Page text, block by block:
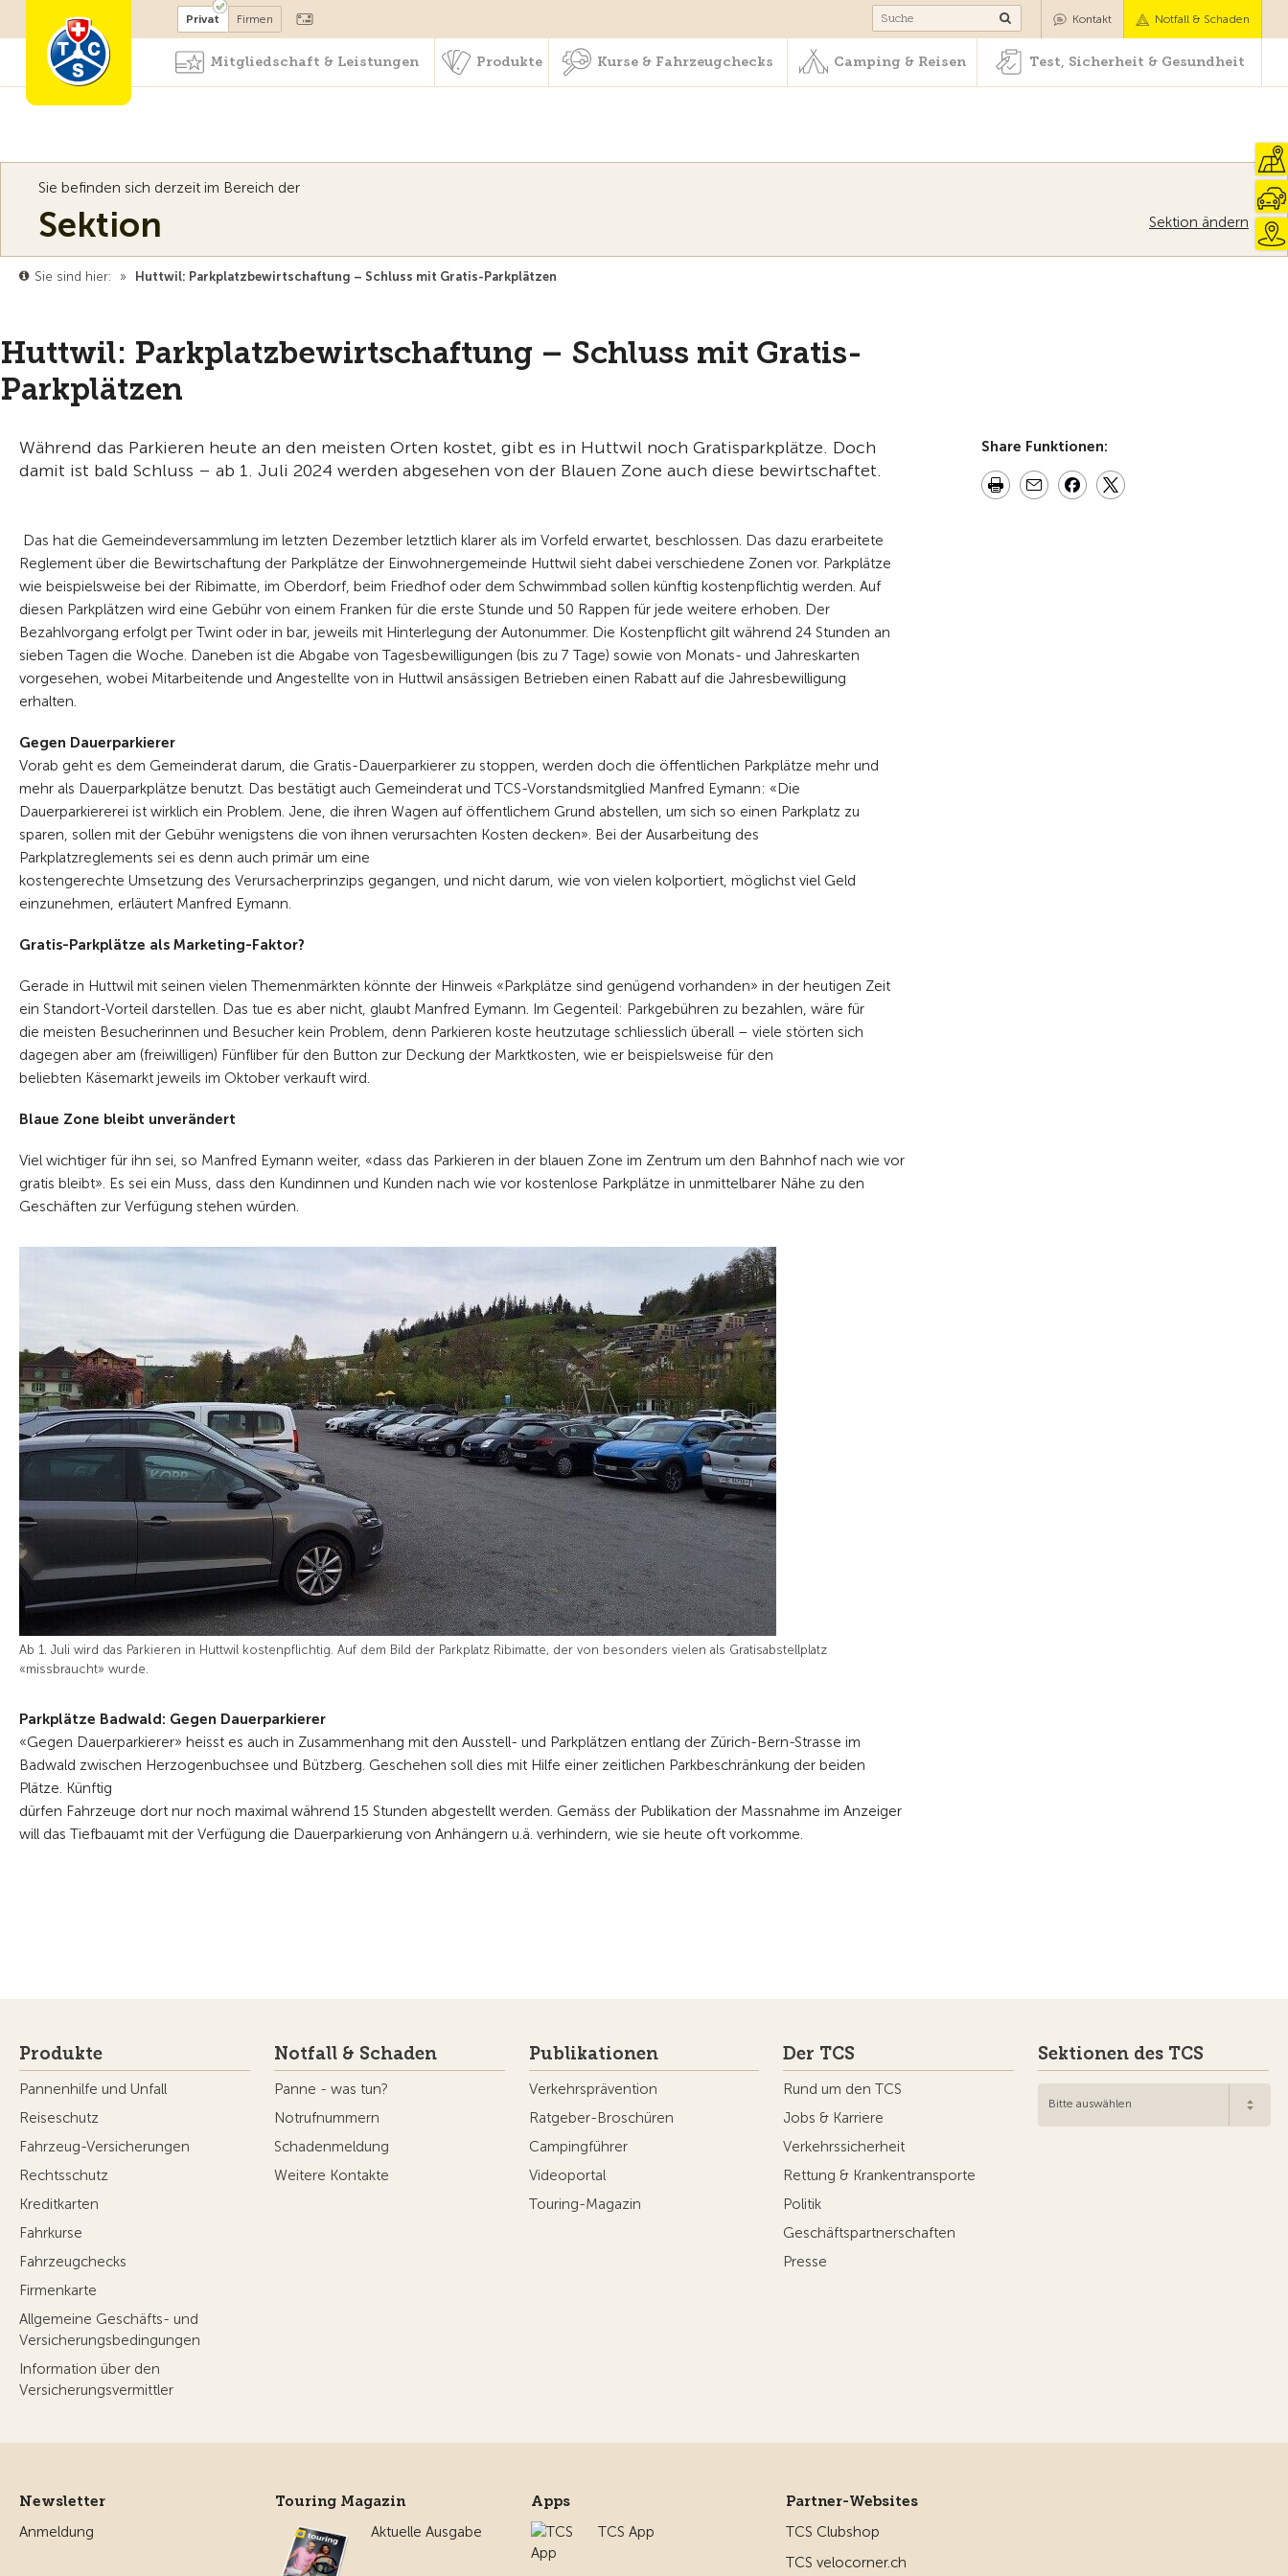
Mitglied werden Camping & Reisen Test, Sicherheit & Gesundheit
Privat Firmen Kontakt Notfall & Schaden
Mitgliedschaft & Leistungen Produkte Kurse & Fahrzeugchecks Camping & Reisen Test, Sicherheit & Gesundheit
Sie befinden sich derzeit im Bereich der
Sektion Sektion ändern
Sie sind hier: » Huttwil: Parkplatzbewirtschaftung – Schluss mit Gratis-Parkplätzen
Huttwil: Parkplatzbewirtschaftung – Schluss mit Gratis-
Parkplätzen
Während das Parkieren heute an den meisten Orten kostet, gibt es in Huttwil noch Gratisparkplätze. Doch
damit ist bald Schluss – ab 1. Juli 2024 werden abgesehen von der Blauen Zone auch diese bewirtschaftet.
Das hat die Gemeindeversammlung im letzten Dezember letztlich klarer als im Vorfeld erwartet, beschlossen. Das dazu erarbeitete
Reglement über die Bewirtschaftung der Parkplätze der Einwohnergemeinde Huttwil sieht dabei verschiedene Zonen vor. Parkplätze
wie beispielsweise bei der Ribimatte, im Oberdorf, beim Friedhof oder dem Schwimmbad sollen künftig kostenpflichtig werden. Auf
diesen Parkplätzen wird eine Gebühr von einem Franken für die erste Stunde und 50 Rappen für jede weitere erhoben. Der
Bezahlvorgang erfolgt per Twint oder in bar, jeweils mit Hinterlegung der Autonummer. Die Kostenpflicht gilt während 24 Stunden an
sieben Tagen die Woche. Daneben ist die Abgabe von Tagesbewilligungen (bis zu 7 Tage) sowie von Monats- und Jahreskarten
vorgesehen, wobei Mitarbeitende und Angestellte von in Huttwil ansässigen Betrieben einen Rabatt auf die Jahresbewilligung
erhalten.
Gegen Dauerparkierer
Vorab geht es dem Gemeinderat darum, die Gratis-Dauerparkierer zu stoppen, werden doch die öffentlichen Parkplätze mehr und
mehr als Dauerparkplätze benutzt. Das bestätigt auch Gemeinderat und TCS-Vorstandsmitglied Manfred Eymann: «Die
Dauerparkiererei ist wirklich ein Problem. Jene, die ihren Wagen auf öffentlichem Grund abstellen, um sich so einen Parkplatz zu
sparen, sollen mit der Gebühr wenigstens die von ihnen verursachten Kosten decken». Bei der Ausarbeitung des
Parkplatzreglements sei es denn auch primär um eine
kostengerechte Umsetzung des Verursacherprinzips gegangen, und nicht darum, wie von vielen kolportiert, möglichst viel Geld
einzunehmen, erläutert Manfred Eymann.
Gratis-Parkplätze als Marketing-Faktor?
Gerade in Huttwil mit seinen vielen Themenmärkten könnte der Hinweis «Parkplätze sind genügend vorhanden» in der heutigen Zeit
ein Standort-Vorteil darstellen. Das tue es aber nicht, glaubt Manfred Eymann. Im Gegenteil: Parkgebühren zu bezahlen, wäre für
die meisten Besucherinnen und Besucher kein Problem, denn Parkieren koste heutzutage schliesslich überall – viele störten sich
dagegen aber am (freiwilligen) Fünfliber für den Button zur Deckung der Marktkosten, wie er beispielsweise für den
beliebten Käsemarkt jeweils im Oktober verkauft wird.
Blaue Zone bleibt unverändert
Viel wichtiger für ihn sei, so Manfred Eymann weiter, «dass das Parkieren in der blauen Zone im Zentrum um den Bahnhof nach wie vor
gratis bleibt». Es sei ein Muss, dass den Kundinnen und Kunden nach wie vor kostenlose Parkplätze in unmittelbarer Nähe zu den
Geschäften zur Verfügung stehen würden.
Ab 1. Juli wird das Parkieren in Huttwil kostenpflichtig. Auf dem Bild der Parkplatz Ribimatte, der von besonders vielen als Gratisabstellplatz
«missbraucht» wurde.
Parkplätze Badwald: Gegen Dauerparkierer
«Gegen Dauerparkierer» heisst es auch in Zusammenhang mit den Ausstell- und Parkplätzen entlang der Zürich-Bern-Strasse im
Badwald zwischen Herzogenbuchsee und Bützberg. Geschehen soll dies mit Hilfe einer zeitlichen Parkbeschränkung der beiden
Plätze. Künftig
dürfen Fahrzeuge dort nur noch maximal während 15 Stunden abgestellt werden. Gemäss der Publikation der Massnahme im Anzeiger
will das Tiefbauamt mit der Verfügung die Dauerparkierung von Anhängern u.ä. verhindern, wie sie heute oft vorkomme.
Share Funktionen:
Produkte
Pannenhilfe und Unfall
Reiseschutz
Fahrzeug-Versicherungen
Rechtsschutz
Kreditkarten
Fahrkurse
Fahrzeugchecks
Firmenkarte
Allgemeine Geschäfts- und
Versicherungsbedingungen
Information über den
Versicherungsvermittler
Notfall & Schaden
Panne - was tun?
Notrufnummern
Schadenmeldung
Weitere Kontakte
Publikationen
Verkehrsprävention
Ratgeber-Broschüren
Campingführer
Videoportal
Touring-Magazin
Der TCS
Rund um den TCS
Jobs & Karriere
Verkehrssicherheit
Rettung & Krankentransporte
Politik
Geschäftspartnerschaften
Presse
Sektionen des TCS
Bitte auswählen
Newsletter
Anmeldung
Touring Magazin
Aktuelle Ausgabe
Apps
TCS App
Partner-Websites
TCS Clubshop
TCS velocorner.ch